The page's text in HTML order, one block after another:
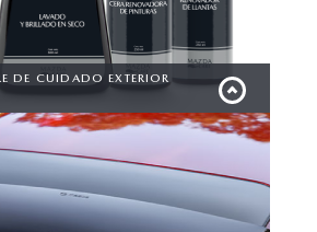
DE CUIDADO EXTERIOR
la apariencia de tu vehículo en